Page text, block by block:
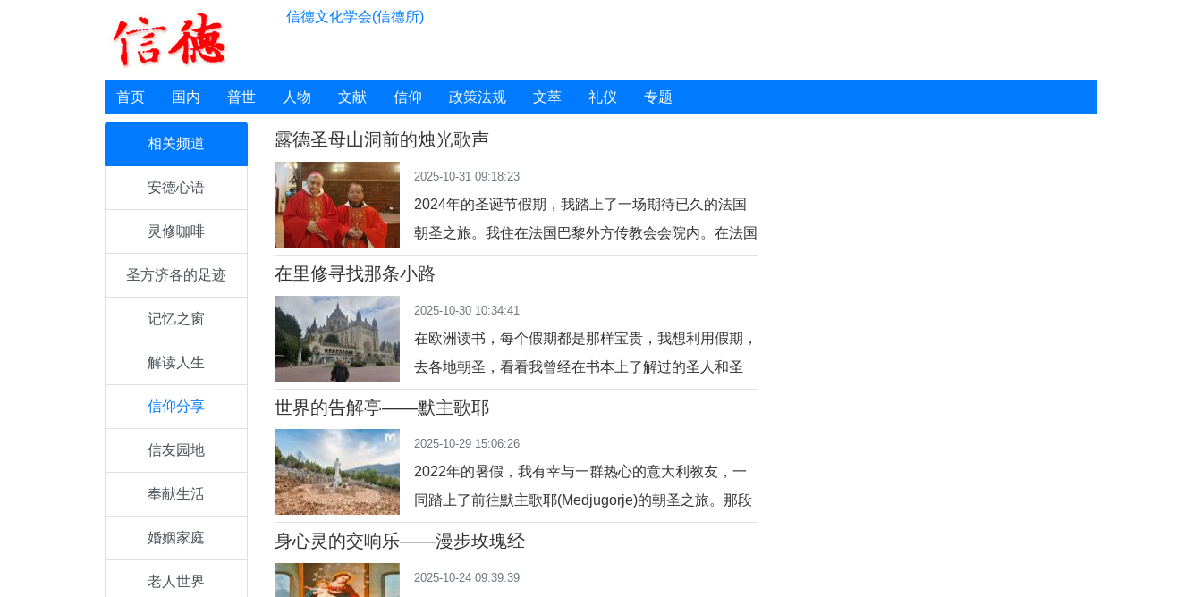
信德文化学会(信德所)
首页 国内 普世 人物 文献 信仰 政策法规 文萃 礼仪 专题
相关频道
安德心语
灵修咖啡
圣方济各的足迹
记忆之窗
解读人生
信仰分享
信友园地
奉献生活
婚姻家庭
老人世界
露德圣母山洞前的烛光歌声
2025-10-31 09:18:23
2024年的圣诞节假期，我踏上了一场期待已久的法国
朝圣之旅。我住在法国巴黎外方传教会会院内。在法国
车，到达了露德。我在这里住了两天一夜。长久以来，
我一直梦想着能亲临这个圣母显现的奇迹之地，感受那
份源于天乡的慈爱与
在里修寻找那条小路
2025-10-30 10:34:41
在欧洲读书，每个假期都是那样宝贵，我想利用假期，
去各地朝圣，看看我曾经在书本上了解过的圣人和圣
地。在欧洲，有圣诞假期，有点像我们中国的寒假，大
朝圣。我住在巴黎外方传教会，感谢这里的院长方神父
接纳了我，我也衷心感谢爱德修女为我出的这个住在巴
黎外方传教会的好
世界的告解亭——默主歌耶
2025-10-29 15:06:26
2022年的暑假，我有幸与一群热心的意大利教友，一
同踏上了前往默主歌耶(Medjugorje)的朝圣之旅。那段
为期七天的旅程，至今仍在我的记忆中熠熠生辉，成为
辆小车，清晨从罗马出发，横穿整个亚平宁半岛，傍晚
身心灵的交响乐——漫步玫瑰经
2025-10-24 09:39:39